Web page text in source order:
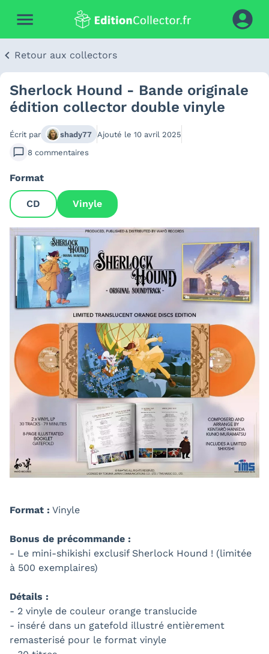
Retour aux collectors
Sherlock Hound - Bande originale
édition collector double vinyle
Écrit par shady77 Ajouté le 10 avril 2025
8 commentaires
Format
CD Vinyle
Format : Vinyle
Bonus de précommande :
- Le mini-shikishi exclusif Sherlock Hound ! (limitée
à 500 exemplaires)
Détails :
- 2 vinyle de couleur orange translucide
- inséré dans un gatefold illustré entièrement
remasterisé pour le format vinyle